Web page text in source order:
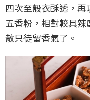
四次至殼衣酥透，
五香粉，相對較具
散只徒留香氣了。